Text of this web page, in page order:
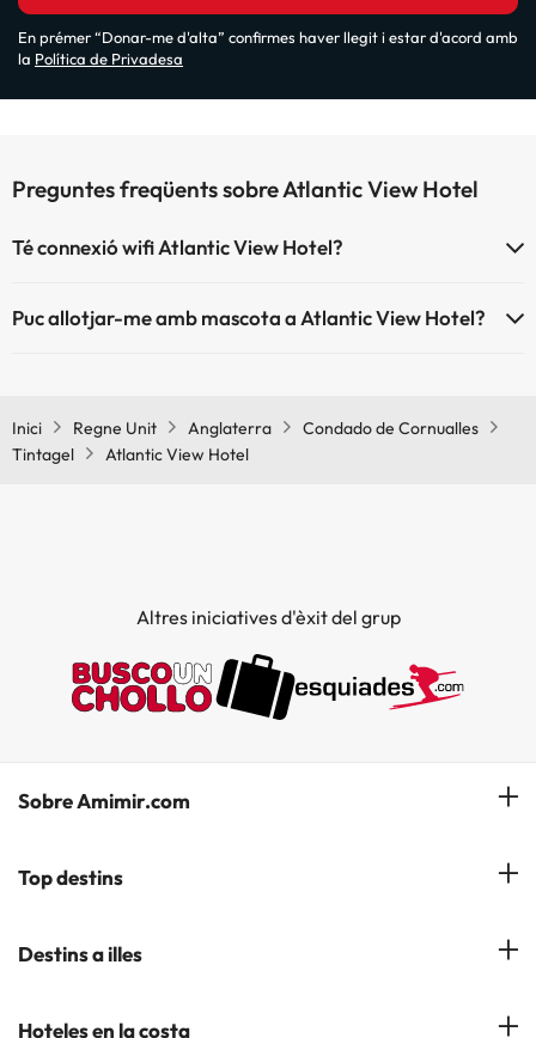
En prémer “Donar-me d'alta” confirmes haver llegit i estar d'acord amb
la Política de Privadesa
Preguntes freqüents sobre Atlantic View Hotel
Té connexió wifi Atlantic View Hotel?
Puc allotjar-me amb mascota a Atlantic View Hotel?
Inici Regne Unit Anglaterra
Condado de Cornualles
Tintagel
Atlantic View Hotel
Altres iniciatives d'èxit del grup
Sobre Amimir.com
¿Qui som?
Opinions
Top destins
Hotels a Salou
Destins a illes
Hotels a les Illes Balears
Hoteles en la costa